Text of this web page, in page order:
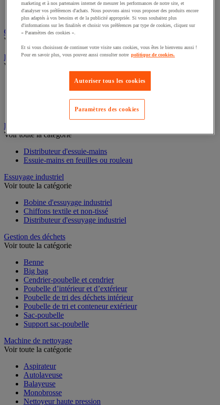
Accessoires pour chariot de nettoyage
Chariot de lavage
Chariot de ménage
Cireuse à chaussures
Voir toute la catégorie
Équipement sanitaires, douche et salle de bain
Voir toute la catégorie
Cloison et cabine pour sanitaires
Équipement douche
Équipement salle de bain
Équipement sanitaires
Essuie-mains et distributeur d’essuie-mains
Distributeur d'essuie-mains
Essuyage industriel
Bobine d'essuyage industriel
Chiffons textile et non-tissé
Gestion des déchets
Benne
Big bag
Cendrier-poubelle et cendrier
Poubelle d’intérieur et d’extérieur
Poubelle de tri des déchets intérieur
Poubelle de tri et conteneur extérieur
Sac-poubelle
Machine de nettoyage
Aspirateur
Autolaveuse
Balayeuse
Monobrosse
marketing et à nos partenaires internet de mesurer les performances de notre site, et
d'analyser vos préférences d'achats. Nous pouvons ainsi vous proposer des produits encore
plus adaptés à vos besoins et de la publicité appropriée. Si vous souhaitez plus
d'informations sur les finalités et choisir vos préférences par type de cookies, cliquez sur
« Paramètres des cookies ».
Et si vous choisissez de continuer votre visite sans cookies, vous êtes le bienvenu aussi !
Pour en savoir plus, vous pouvez aussi consulter notre politique de cookies.
Autoriser tous les cookies
Paramètres des cookies